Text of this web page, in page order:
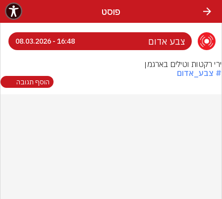
פוסט
צבע אדום 16:48 - 08.03.2026
ירי רקטות וטילים בארגמן
# צבע_אדום
הוסף תגובה